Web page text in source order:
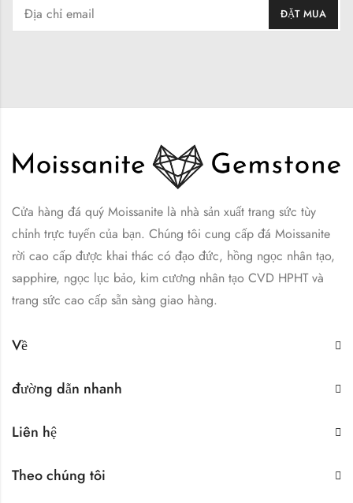
Cửa hàng đá quý Moissanite là nhà sản xuất trang sức tùy
chỉnh trực tuyến của bạn. Chúng tôi cung cấp đá Moissanite
rời cao cấp được khai thác có đạo đức, hồng ngọc nhân tạo,
sapphire, ngọc lục bảo, kim cương nhân tạo CVD HPHT và
trang sức cao cấp sẵn sàng giao hàng.
Về
đường dẫn nhanh
Liên hệ
Theo chúng tôi